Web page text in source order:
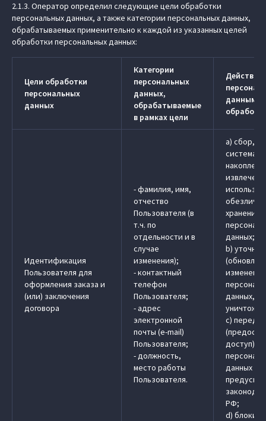
2.1.3. Оператор определил следующие цели обработки
персональных данных, а также категории персональных данных,
обрабатываемых применительно к каждой из указанных целей
обработки персональных данных:
Цели обработки
персональных
данных
Категории
персональных
данных,
обрабатываемые
в рамках цели
Действия
данными
Идентификация
Пользователя для
оформления заказа и
(или) заключения
договора
- фамилия, имя,
отчество
Пользователя (в
т.ч. по
отдельности и в
случае
изменения);
- контактный
телефон
Пользователя;
- адрес
электронной
почты (e-mail)
Пользователя;
- должность,
место работы
Пользователя.
a) сбор,
хранение
данных;
b)
данных,
c)
доступ)
данных в
РФ;
d)